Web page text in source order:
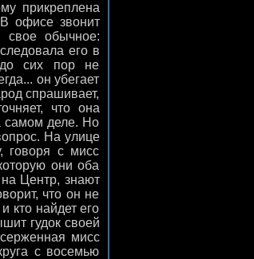
прикреплена
офисе звонит
свое обычное:
его в
сих пор не
он убегает
спрашивает,
что она
самом деле. Но
На улице
говоря с мисс
они оба
Центр, знают
что он не
кто найдет его
гудок своей
мисс
с восемью